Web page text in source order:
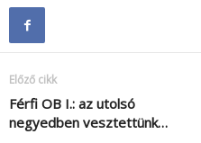
Előző cikk
Férfi OB I.: az utolsó
negyedben vesztettünk…